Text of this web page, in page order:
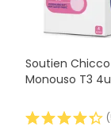
Soutien Chicco
Monouso T3 4u
(